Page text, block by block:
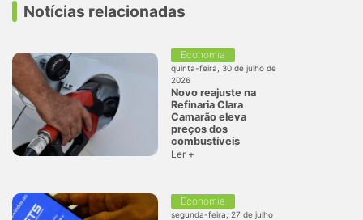
Notícias relacionadas
Economia
quinta-feira, 30 de julho de
2026
Novo reajuste na
Refinaria Clara
Camarão eleva
preços dos
combustíveis
Ler +
Economia
segunda-feira, 27 de julho